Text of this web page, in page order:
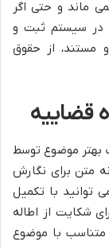
ماند و حتی اگر
در سیستم ثبت و
مستند، از حقوق
قضاییه
بهتر موضوع توسط
متن برای نگارش
توانید با تکمیل
شکایت از اطاله
متناسب با موضوع